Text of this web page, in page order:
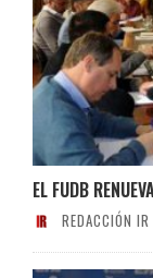
EL FUDB
REDACCIÓN IR